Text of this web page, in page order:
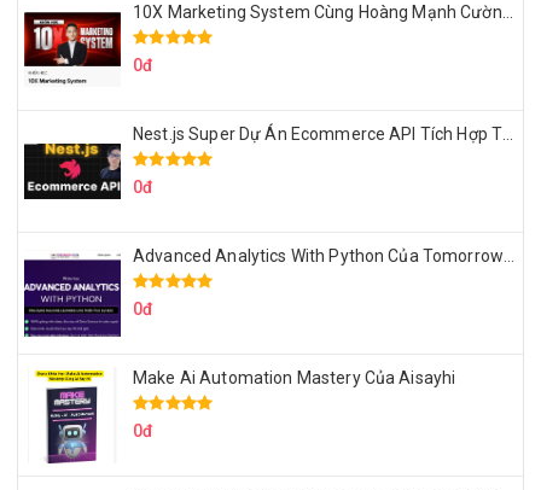
0đ
0đ
0đ
Make Ai Automation Mastery Của Aisayhi
0đ